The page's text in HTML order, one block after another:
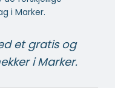
i Marker.
et gratis og
i Marker.